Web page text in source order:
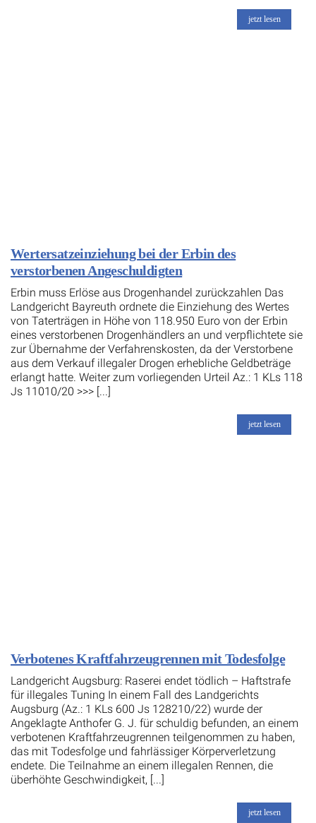
jetzt lesen
Wertersatzeinziehung bei der Erbin des
verstorbenen Angeschuldigten
Erbin muss Erlöse aus Drogenhandel zurückzahlen Das
Landgericht Bayreuth ordnete die Einziehung des Wertes
von Taterträgen in Höhe von 118.950 Euro von der Erbin
eines verstorbenen Drogenhändlers an und verpflichtete sie
zur Übernahme der Verfahrenskosten, da der Verstorbene
aus dem Verkauf illegaler Drogen erhebliche Geldbeträge
erlangt hatte. Weiter zum vorliegenden Urteil Az.: 1 KLs 118
Js 11010/20 >>> [...]
jetzt lesen
Verbotenes Kraftfahrzeugrennen mit Todesfolge
Landgericht Augsburg: Raserei endet tödlich – Haftstrafe
für illegales Tuning In einem Fall des Landgerichts
Augsburg (Az.: 1 KLs 600 Js 128210/22) wurde der
Angeklagte Anthofer G. J. für schuldig befunden, an einem
verbotenen Kraftfahrzeugrennen teilgenommen zu haben,
das mit Todesfolge und fahrlässiger Körperverletzung
endete. Die Teilnahme an einem illegalen Rennen, die
überhöhte Geschwindigkeit, [...]
jetzt lesen